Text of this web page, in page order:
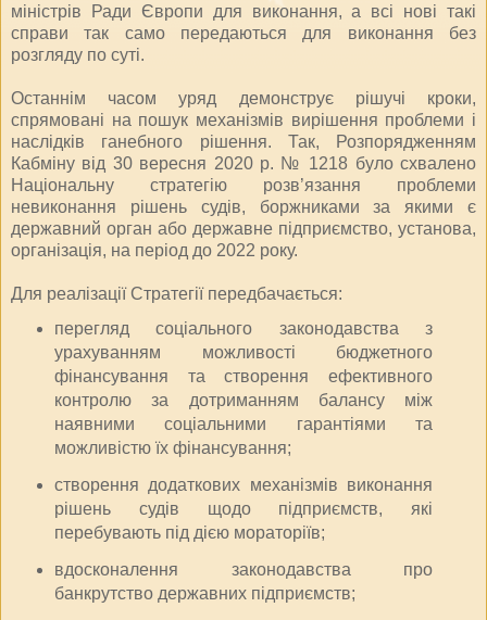
міністрів Ради Європи для виконання, а всі нові такі
справи так само передаються для виконання без
розгляду по суті.
Останнім часом уряд демонструє рішучі кроки,
спрямовані на пошук механізмів вирішення проблеми і
наслідків ганебного рішення. Так, Розпорядженням
Кабміну від 30 вересня 2020 р. № 1218 було схвалено
Національну стратегію розв’язання проблеми
невиконання рішень судів, боржниками за якими є
державний орган або державне підприємство, установа,
організація, на період до 2022 року.
Для реалізації Стратегії передбачається:
перегляд соціального законодавства з
урахуванням можливості бюджетного
фінансування та створення ефективного
контролю за дотриманням балансу між
наявними соціальними гарантіями та
можливістю їх фінансування;
створення додаткових механізмів виконання
рішень судів щодо підприємств, які
перебувають під дією мораторіїв;
вдосконалення законодавства про
банкрутство державних підприємств;